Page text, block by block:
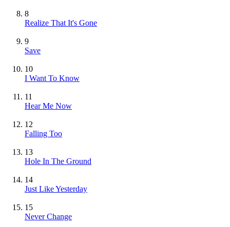
8
Realize That It's Gone
9
Save
10
I Want To Know
11
Hear Me Now
12
Falling Too
13
Hole In The Ground
14
Just Like Yesterday
15
Never Change